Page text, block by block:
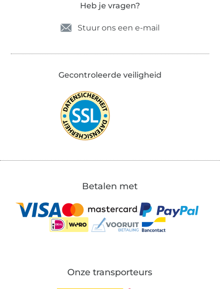
Heb je vragen?
Stuur ons een e-mail
Gecontroleerde veiligheid
Betalen met
Onze transporteurs